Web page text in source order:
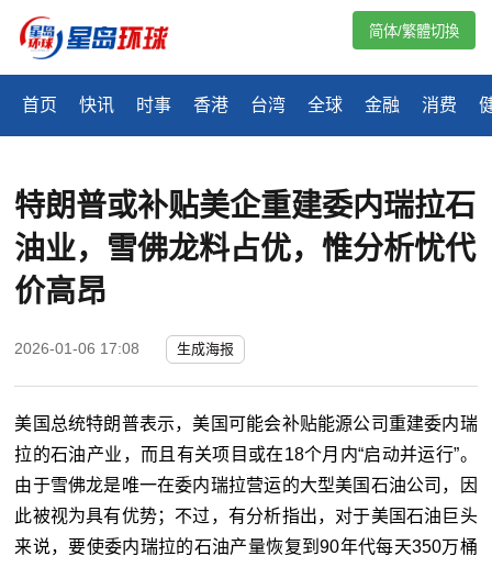
首页 快讯 时事 香港 台湾 全球 金融 消费
简体/繁體切換
特朗普或补贴美企重建委内瑞拉石
油业，雪佛龙料占优，惟分析忧代
价高昂
2026-01-06 17:08 生成海报
美国总统特朗普表示，美国可能会补贴能源公司重建委内瑞
拉的石油产业，而且有关项目或在18个月内“启动并运行”。
由于雪佛龙是唯一在委内瑞拉营运的大型美国石油公司，因
此被视为具有优势；不过，有分析指出，对于美国石油巨头
来说，要使委内瑞拉的石油产量恢复到90年代每天350万桶